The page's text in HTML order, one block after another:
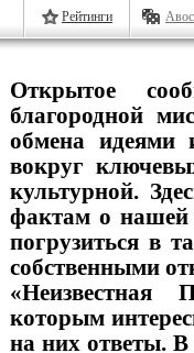
Рейтинги
Открытое
благородной
обмена идеями
вокруг
культурной.
фактам о нашей
погрузиться в
собственными
«Неизвестная
которым
на них ответы.В